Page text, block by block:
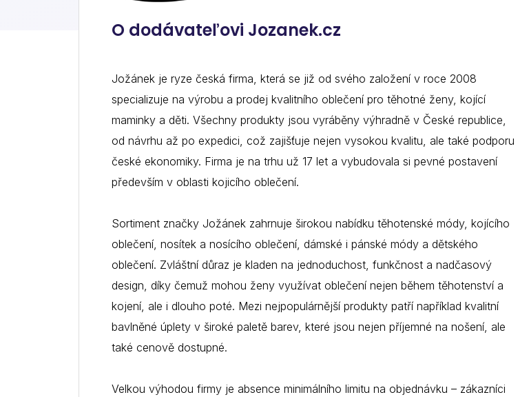
Dropshipperi
Dodávatelia
Pridajte sa zadarmo k dodávateľom, ktorí
predávajú cez Napojse Business Point.
Odporučte nástroj, ktorý e-shopári milujú, a
Uľahčite si prechod k
všetkým pomôžeme
O dodávateľovi Jozanek.cz
Jožánek je ryze česká firma, která se již od svého založení v roce 2008
specializuje na výrobu a prodej kvalitního oblečení pro těhotné ženy, kojící
maminky a děti. Všechny produkty jsou vyráběny výhradně v České republice,
od návrhu až po expedici, což zajišťuje nejen vysokou kvalitu, ale také podporu
české ekonomiky. Firma je na trhu už 17 let a vybudovala si pevné postavení
především v oblasti kojicího oblečení.
Sortiment značky Jožánek zahrnuje širokou nabídku těhotenské módy, kojícího
oblečení, nosítek a nosícího oblečení, dámské i pánské módy a dětského
oblečení. Zvláštní důraz je kladen na jednoduchost, funkčnost a nadčasový
design, díky čemuž mohou ženy využívat oblečení nejen během těhotenství a
kojení, ale i dlouho poté. Mezi nejpopulárnější produkty patří například kvalitní
bavlněné úplety v široké paletě barev, které jsou nejen příjemné na nošení, ale
také cenově dostupné.
Velkou výhodou firmy je absence minimálního limitu na objednávku – zákazníci